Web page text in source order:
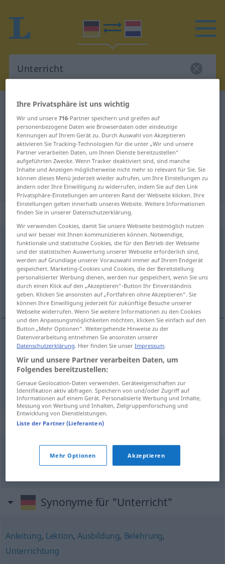
Deutsch-Niederländisch Wörterbuch
Deutsch-Niederländisch
Übersetzung für "Unterricht"
"Unterricht" Niederländisch
Übersetzung
„Unterricht“: Maskulinum, männlich
Unterrichtm < -(e)s;keine Pluralform>
Übersicht aller Übersetzungen
(Für mehr Details die Übersetzung anklicken/antippen)
het onderwijs, les
(het)onderwijs Unterricht
UnterrichtStunde
Beispielsätze für "Unterricht"
berufsbildender Unterricht
beroepsonderwijs
Synonyme für "Unterricht"
Anleitung, Lektion, Ausbildung, Belehrung,
Unterrichtung
Ihre Privatsphäre ist uns wichtig
Wir und unsere716-Partner speichern und greifen auf
personenbezogene Daten wie Browserdaten oder eindeutige
Kennungen auf Ihrem Gerät zu. Durch Auswahl von Akzeptieren
aktivieren Sie Tracking-Technologien für die unter „Wir und unsere
Partner verarbeiten Daten, um Ihnen Dienste bereitzustellen“
aufgeführten Zwecke. Wenn Tracker deaktiviert sind, sind manche
Inhalte und Anzeigen möglicherweise nicht mehr so relevant für Sie. Sie
können dieses Menü jederzeit wieder aufrufen, um Ihre Einstellungen zu
ändern oder Ihre Einwilligung zu widerrufen, indem Sie auf den Link
Privatsphäre-Einstellungen am unteren Rand der Webseite klicken. Ihre
Einstellungen gelten innerhalb unseres Website. Weitere Informationen
finden Sie in unserer Datenschutzerklärung.
Wir verwenden Cookies, damit Sie unsere Webseite bestmöglich nutzen
und wir besser mit Ihnen kommunizieren können. Notwendige,
funktionale und statistische Cookies, die für den Betrieb der Webseite
und der statistischen Auswertung unserer Webseite erforderlich sind,
werden auf Grundlage unserer Vorauswahl immer auf Ihrem Endgerät
gespeichert. Marketing-Cookies und Cookies, die der Bereitstellung
personalisierter Werbung dienen, werden nur gespeichert, wenn Sie uns
durch einen Klick auf den „Akzeptieren“-Button Ihr Einverständnis
geben. Klicken Sie ansonsten auf „Fortfahren ohne Akzeptieren“. Sie
können Ihre Einwilligung jederzeit für zukünftige Besuche unserer
Webseite widerrufen. Wenn Sie weitere Informationen zu den Cookies
und den Anpassungsmöglichkeiten möchten, klicken Sie einfach auf den
Button „Mehr Optionen“. Weitergehende Hinweise zu der
Datenverarbeitung entnehmen Sie ansonsten unserer
Datenschutzerklärung. Hier finden Sie unserImpressum.
Wir und unsere Partner verarbeiten Daten, um
Folgendes bereitzustellen:
Genaue Geolocation-Daten verwenden. Geräteeigenschaften zur
Identifikation aktiv abfragen. Speichern von und/oder Zugriff auf
Informationen auf einem Gerät. Personalisierte Werbung und Inhalte,
Messung von Werbung und Inhalten, Zielgruppenforschung und
Entwicklung von Dienstleistungen.
Liste der Partner (Lieferanten)
Mehr Optionen Akzeptieren